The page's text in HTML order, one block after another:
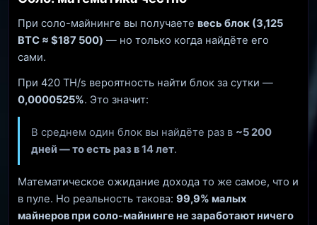
При соло-майнинге вы получаете весь блок (3,125
BTC ≈ $187 500) — но только когда найдёте его
сами.
При 420 TH/s вероятность найти блок за сутки —
0,0000525%. Это значит:
В среднем один блок вы найдёте раз в ~5 200
дней — то есть раз в 14 лет.
Математическое ожидание дохода то же самое, что и
в пуле. Но реальность такова: 99,9% малых
майнеров при соло-майнинге не заработают ничего